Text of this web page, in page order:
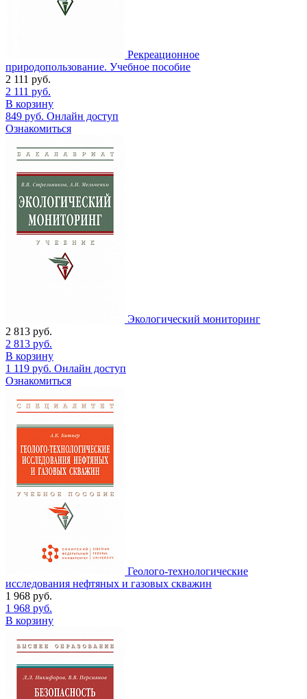
Рекреационное
природопользование. Учебное пособие
2 111 руб.
2 111 руб.
В корзину
849 руб. Онлайн доступ
Ознакомиться
Экологический мониторинг
2 813 руб.
2 813 руб.
В корзину
1 119 руб. Онлайн доступ
Ознакомиться
Геолого-технологические
исследования нефтяных и газовых скважин
1 968 руб.
1 968 руб.
В корзину